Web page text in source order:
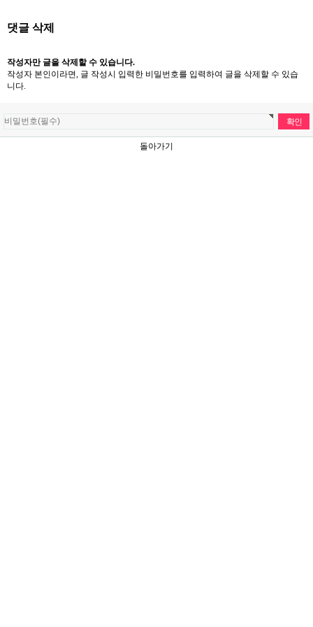
댓글 삭제
작성자만 글을 삭제할 수 있습니다.
작성자 본인이라면, 글 작성시 입력한 비밀번호를 입력하여 글을 삭제할 수 있습
니다.
돌아가기